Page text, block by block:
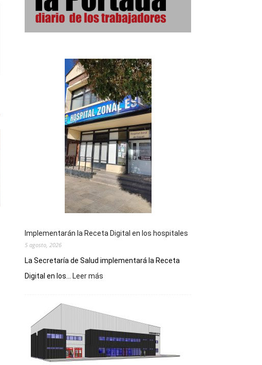
Implementarán la Receta Digital en los hospitales
5 agosto, 2026
La Secretaría de Salud implementará la Receta
Digital en los...
Leer más
Digital
en
los
hospitales